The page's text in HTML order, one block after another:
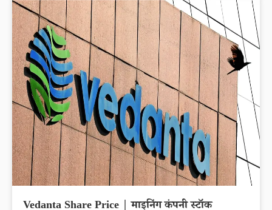
Vedanta Share Price | माइनिंग कंपनी स्टॉक